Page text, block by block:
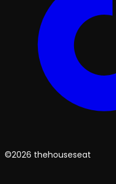
©2026 thehouseseat